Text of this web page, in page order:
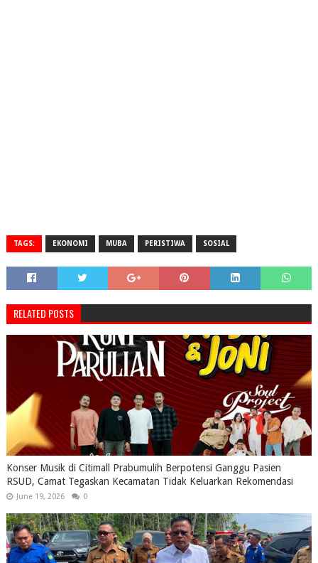
TAGS: EKONOMI MUBA PERISTIWA SOSIAL
RELATED POSTS
Konser Musik di Citimall Prabumulih Berpotensi Ganggu Pasien
RSUD, Camat Tegaskan Kecamatan Tidak Keluarkan Rekomendasi
June 19, 2026 0